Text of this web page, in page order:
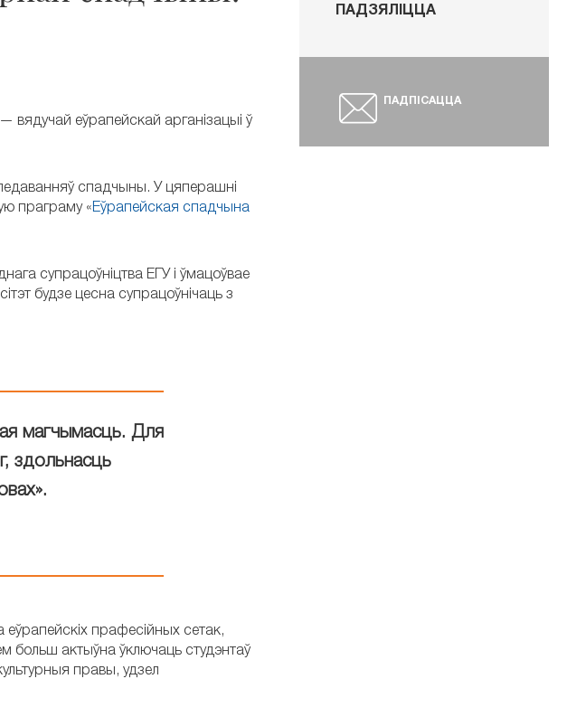
— вядучай еўрапейскай арганізацыі ў
спадчыны. У цяперашні
праграму «Еўрапейская спадчына
супрацоўніцтва ЕГУ і ўмацоўвае
будзе цесна супрацоўнічаць з
магчымасць. Для
здольнасць
прафесійных сетак,
больш актыўна ўключаць студэнтаў
правы, удзел
ПАДЗЯЛІЦЦА
ПАДПІСАЦЦА